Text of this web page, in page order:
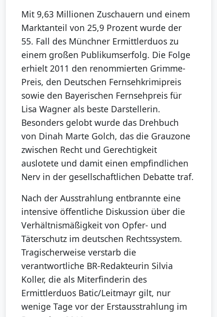
Mit 9,63 Millionen Zuschauern und einem
Marktanteil von 25,9 Prozent wurde der
55. Fall des Münchner Ermittlerduos zu
einem großen Publikumserfolg. Die Folge
erhielt 2011 den renommierten Grimme-
Preis, den Deutschen Fernsehkrimipreis
sowie den Bayerischen Fernsehpreis für
Lisa Wagner als beste Darstellerin.
Besonders gelobt wurde das Drehbuch
von Dinah Marte Golch, das die Grauzone
zwischen Recht und Gerechtigkeit
auslotete und damit einen empfindlichen
Nerv in der gesellschaftlichen Debatte traf.
Nach der Ausstrahlung entbrannte eine
intensive öffentliche Diskussion über die
Verhältnismäßigkeit von Opfer- und
Täterschutz im deutschen Rechtssystem.
Tragischerweise verstarb die
verantwortliche BR-Redakteurin Silvia
Koller, die als Miterfinderin des
Ermittlerduos Batic/Leitmayr gilt, nur
wenige Tage vor der Erstausstrahlung im